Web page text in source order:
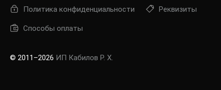
Политика конфиденциальности Реквизиты
Способы оплаты
© 2011–2026 ИП Кабилов Р. Х.